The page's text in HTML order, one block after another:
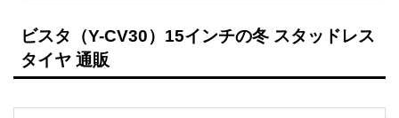
ビスタ（Y-CV30）15インチの冬 スタッドレス
タイヤ 通販